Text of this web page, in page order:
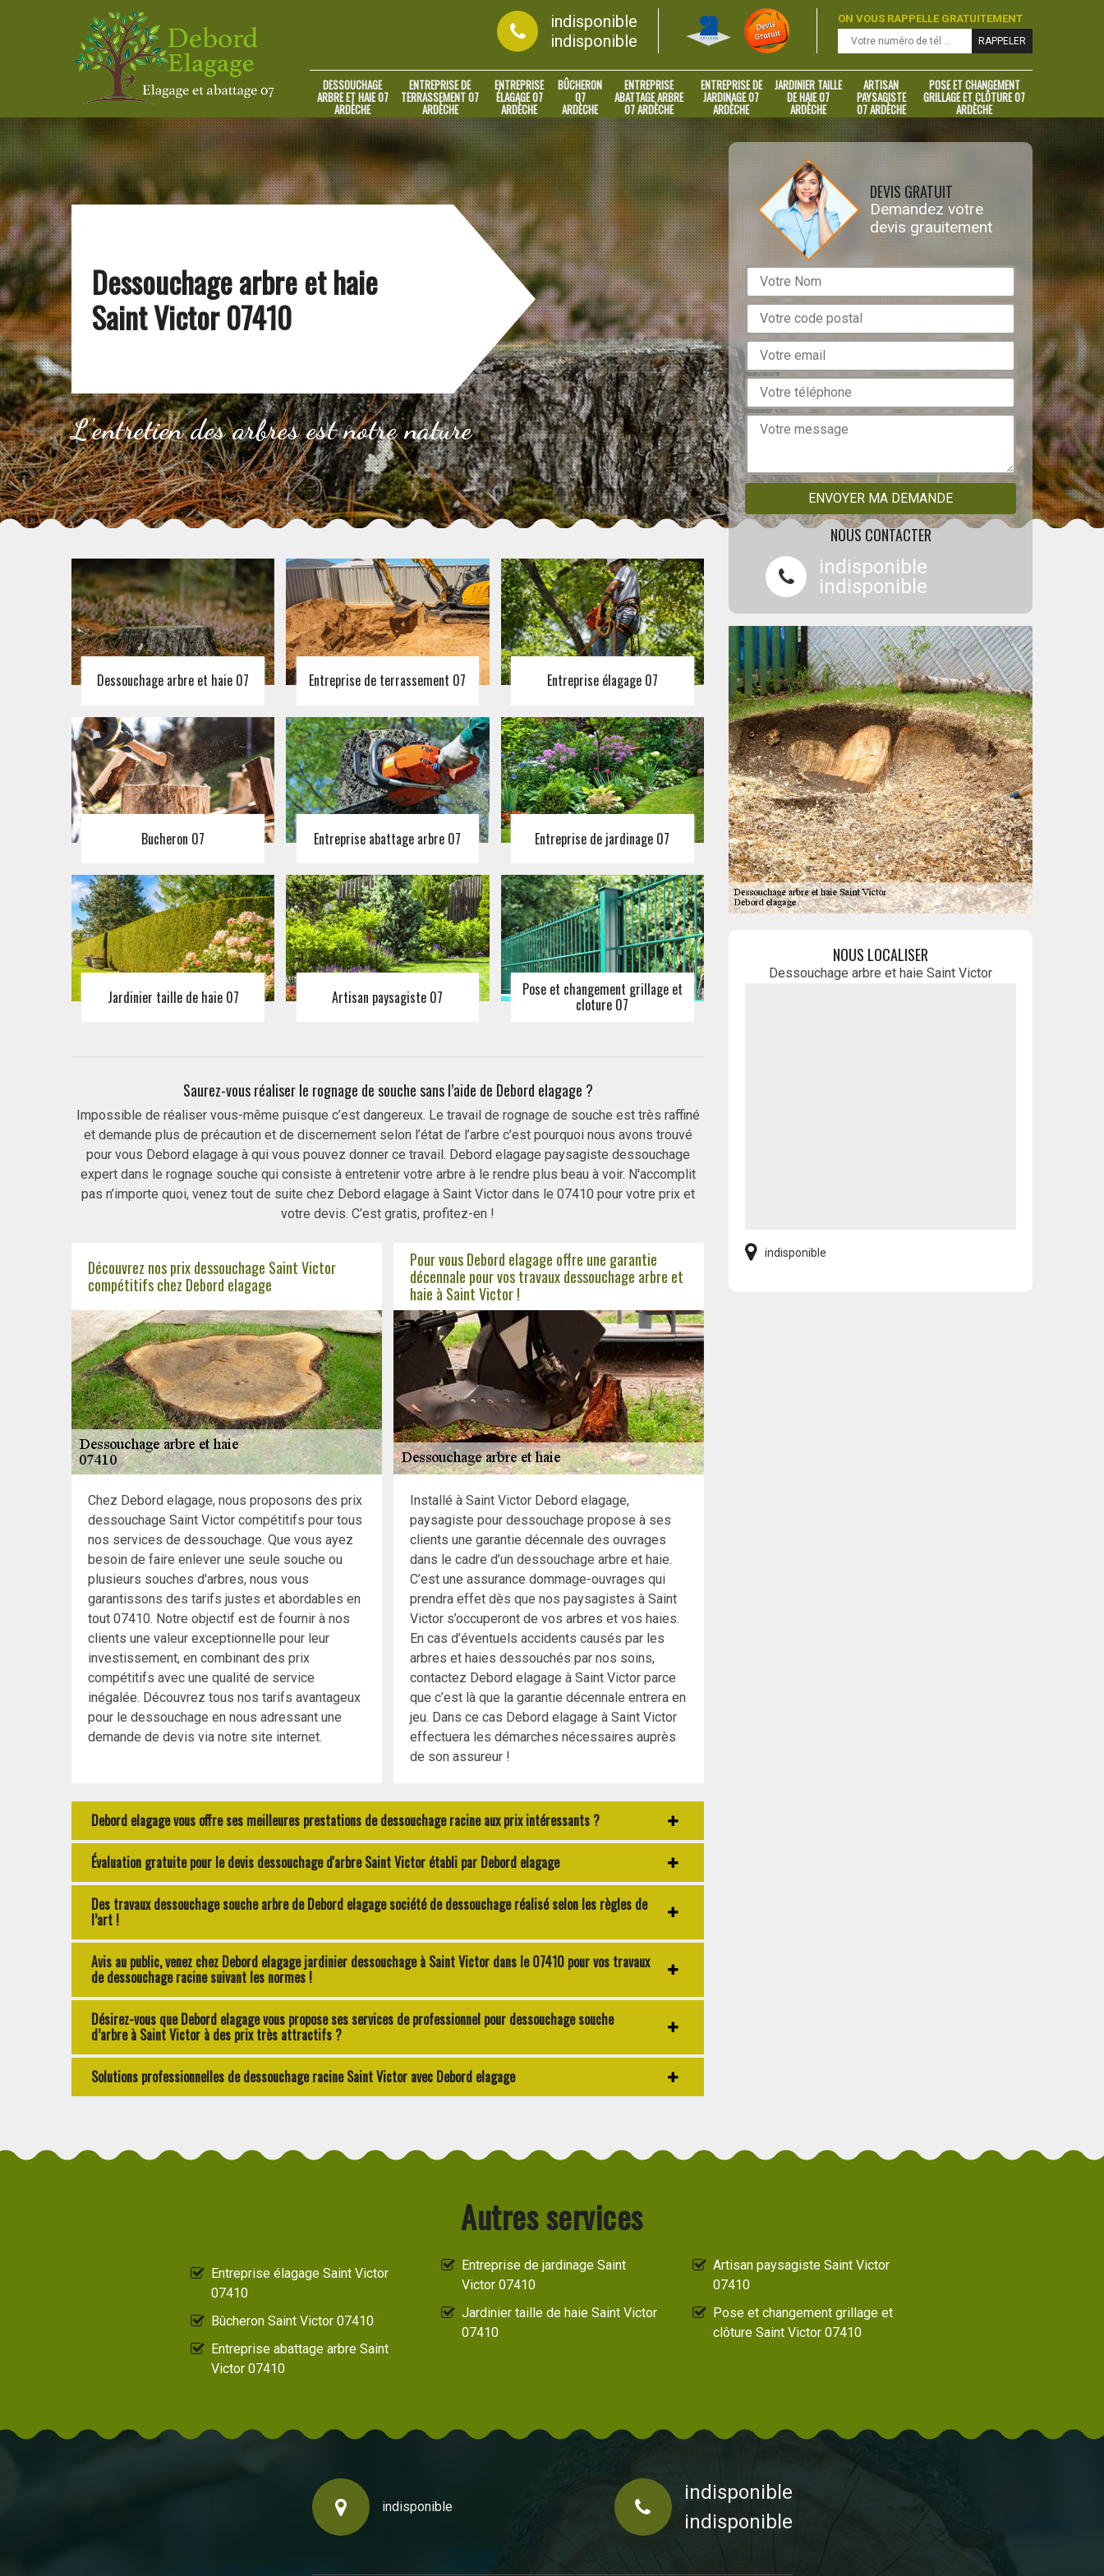
indisponible
indisponible
ON VOUS RAPPELLE GRATUITEMENT
DESSOUCHAGE
ARBRE ET HAIE 07
ARDÈCHE
ENTREPRISE DE
TERRASSEMENT 07
ARDÈCHE
ENTREPRISE
ÉLAGAGE 07
ARDÈCHE
BÛCHERON
07
ARDÈCHE
ENTREPRISE
ABATTAGE ARBRE
07 ARDÈCHE
ENTREPRISE DE
JARDINAGE 07
ARDÈCHE
JARDINIER TAILLE
DE HAIE 07
ARDÈCHE
ARTISAN
PAYSAGISTE
07 ARDÈCHE
POSE ET CHANGEMENT
GRILLAGE ET CLÔTURE 07
ARDÈCHE
Dessouchage arbre et haie
Saint Victor 07410
L'entretien des arbres est notre nature
Dessouchage arbre et haie 07 Entreprise de terrassement 07 Entreprise élagage 07
Bucheron 07 Entreprise abattage arbre 07 Entreprise de jardinage 07
Jardinier taille de haie 07 Artisan paysagiste 07 Pose et changement grillage et
cloture 07
Saurez-vous réaliser le rognage de souche sans l’aide de Debord elagage ?
Impossible de réaliser vous-même puisque c’est dangereux. Le travail de rognage de souche est très raffiné
et demande plus de précaution et de discernement selon l’état de l’arbre c’est pourquoi nous avons trouvé
pour vous Debord elagage à qui vous pouvez donner ce travail. Debord elagage paysagiste dessouchage
expert dans le rognage souche qui consiste à entretenir votre arbre à le rendre plus beau à voir. N'accomplit
pas n’importe quoi, venez tout de suite chez Debord elagage à Saint Victor dans le 07410 pour votre prix et
votre devis. C’est gratis, profitez-en !
Découvrez nos prix dessouchage Saint Victor
compétitifs chez Debord elagage
Chez Debord elagage, nous proposons des prix
dessouchage Saint Victor compétitifs pour tous
nos services de dessouchage. Que vous ayez
besoin de faire enlever une seule souche ou
plusieurs souches d'arbres, nous vous
garantissons des tarifs justes et abordables en
tout 07410. Notre objectif est de fournir à nos
clients une valeur exceptionnelle pour leur
investissement, en combinant des prix
compétitifs avec une qualité de service
inégalée. Découvrez tous nos tarifs avantageux
pour le dessouchage en nous adressant une
demande de devis via notre site internet.
Pour vous Debord elagage offre une garantie
décennale pour vos travaux dessouchage arbre et
haie à Saint Victor !
Installé à Saint Victor Debord elagage,
paysagiste pour dessouchage propose à ses
clients une garantie décennale des ouvrages
dans le cadre d’un dessouchage arbre et haie.
C’est une assurance dommage-ouvrages qui
prendra effet dès que nos paysagistes à Saint
Victor s’occuperont de vos arbres et vos haies.
En cas d’éventuels accidents causés par les
arbres et haies dessouchés par nos soins,
contactez Debord elagage à Saint Victor parce
que c’est là que la garantie décennale entrera en
jeu. Dans ce cas Debord elagage à Saint Victor
effectuera les démarches nécessaires auprès
de son assureur !
Debord elagage vous offre ses meilleures prestations de dessouchage racine aux prix intéressants ?
Évaluation gratuite pour le devis dessouchage d'arbre Saint Victor établi par Debord elagage
Des travaux dessouchage souche arbre de Debord elagage société de dessouchage réalisé selon les règles de
l’art !
Avis au public, venez chez Debord elagage jardinier dessouchage à Saint Victor dans le 07410 pour vos travaux
de dessouchage racine suivant les normes !
Désirez-vous que Debord elagage vous propose ses services de professionnel pour dessouchage souche
d’arbre à Saint Victor à des prix très attractifs ?
Solutions professionnelles de dessouchage racine Saint Victor avec Debord elagage
DEVIS GRATUIT
Demandez votre
devis grauitement
NOUS CONTACTER
indisponible
indisponible
NOUS LOCALISER
Dessouchage arbre et haie Saint Victor
indisponible
Autres services
Entreprise élagage Saint Victor
07410
Bûcheron Saint Victor 07410
Entreprise abattage arbre Saint
Victor 07410
Entreprise de jardinage Saint
Victor 07410
Jardinier taille de haie Saint Victor
07410
Artisan paysagiste Saint Victor
07410
Pose et changement grillage et
clôture Saint Victor 07410
indisponible
indisponible
indisponible